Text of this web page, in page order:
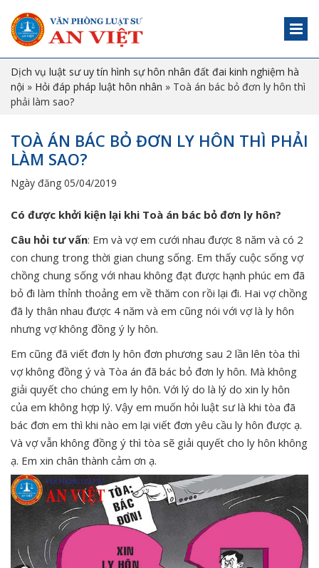
Dịch vụ luật sư uy tín hình sự hôn nhân đất đai kinh nghiệm hà
nội » Hỏi đáp pháp luật hôn nhân » Toà án bác bỏ đơn ly hôn thì
phải làm sao?
TOÀ ÁN BÁC BỎ ĐƠN LY HÔN THÌ PHẢI
LÀM SAO?
Ngày đăng 05/04/2019
Có được khởi kiện lại khi Toà án bác bỏ đơn ly hôn?
Câu hỏi tư vấn: Em và vợ em cưới nhau được 8 năm và có 2
con chung trong thời gian chung sống. Em thấy cuộc sống vợ
chồng chung sống với nhau không đạt được hạnh phúc em đã
bỏ đi làm thỉnh thoảng em về thăm con rồi lại đi. Hai vợ chồng
đã ly thân nhau được 4 năm và em cũng nói với vợ là ly hôn
nhưng vợ không đồng ý ly hôn.
Em cũng đã viết đơn ly hôn đơn phương sau 2 lần lên tòa thì
vợ không đồng ý và Tòa án đã bác bỏ đơn ly hôn. Mà không
giải quyết cho chúng em ly hôn. Với lý do là lý do xin ly hôn
của em không hợp lý. Vậy em muốn hỏi luật sư là khi tòa đã
bác đơn em thì khi nào em lại viết đơn yêu cầu ly hôn được ạ.
Và vợ vẫn không đồng ý thì tòa sẽ giải quyết cho ly hôn không
ạ. Em xin chân thành cảm ơn ạ.